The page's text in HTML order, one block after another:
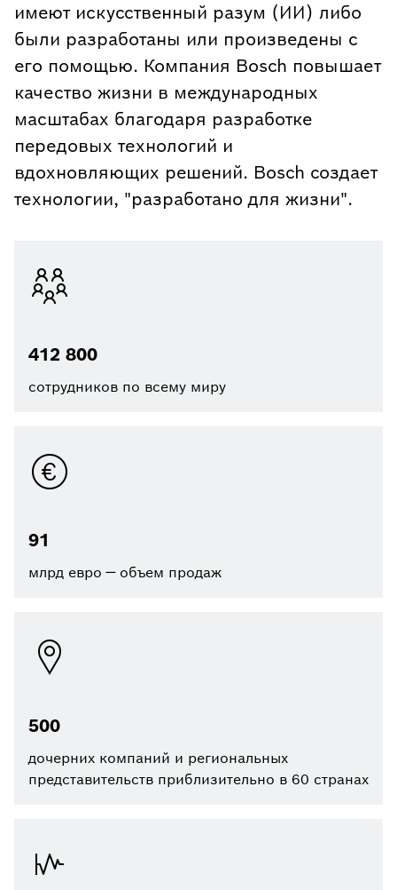
имеют искусственный разум (ИИ) либо
были разработаны или произведены с
его помощью. Компания Bosch повышает
качество жизни в международных
масштабах благодаря разработке
передовых технологий и
вдохновляющих решений. Bosch создает
технологии, "разработано для жизни".
412 800
сотрудников по всему миру
91
млрд евро — объем продаж
500
дочерних компаний и региональных
представительств приблизительно в 60 странах